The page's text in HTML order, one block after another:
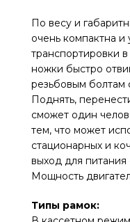
По весу и
очень компактна и
транспортировки
ножки быстро
резьбовым болтам
Поднять,
сможет один
тем, что может
стационарных и
выход для питания
Мощность
Типы рамок: